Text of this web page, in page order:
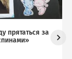
прятаться за